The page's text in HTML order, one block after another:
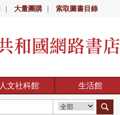
大量團購 索取圖書目錄
人文社科館 生活館